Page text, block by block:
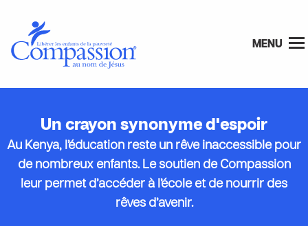
MENU
Un crayon synonyme d'espoir
Au Kenya, l’éducation reste un rêve inaccessible pour
de nombreux enfants. Le soutien de Compassion
leur permet d’accéder à l’école et de nourrir des
rêves d’avenir.